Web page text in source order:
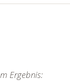
Ergebnis: